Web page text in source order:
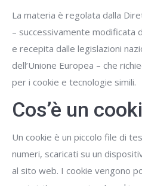
La materia è regolata dalla
– successivamente modificata
e recepita dalle legislazioni
dell’Unione Europea – che
per i cookie e tecnologie simili.
Cos’è un
Un cookie è un piccolo file di
numeri, scaricati su un
al sito web. I cookie vengono